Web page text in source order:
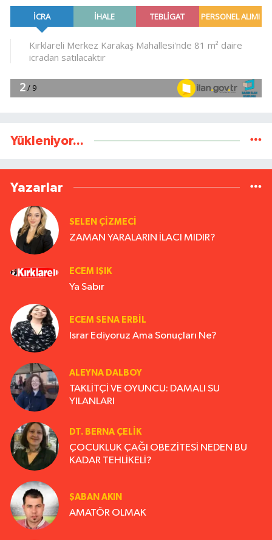
Yükleniyor...
Yazarlar
SELEN ÇİZMECİ
ZAMAN YARALARIN İLACI MIDIR?
ECEM IŞIK
Ya Sabır
ECEM SENA ERBIL
Israr Ediyoruz Ama Sonuçları Ne?
ALEYNA DALBOY
TAKLİTÇİ VE OYUNCU: DAMALI SU
YILANLARI
DT. BERNA ÇELIK
ÇOCUKLUK ÇAĞI OBEZİTESİ NEDEN BU
KADAR TEHLİKELİ?
ŞABAN AKIN
AMATÖR OLMAK